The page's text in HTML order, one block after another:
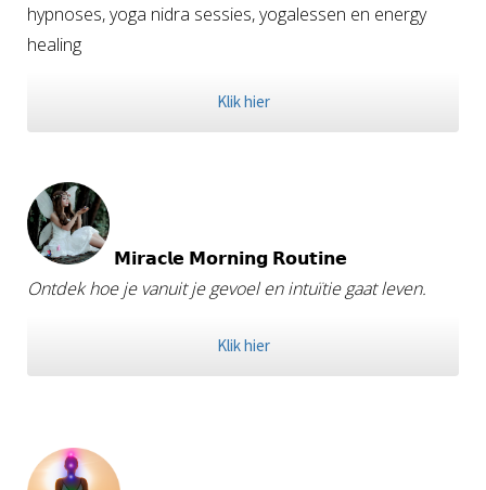
hypnoses, yoga nidra sessies, yogalessen en energy
healing
Klik hier
𝗠𝗶𝗿𝗮𝗰𝗹𝗲 𝗠𝗼𝗿𝗻𝗶𝗻𝗴 𝗥𝗼𝘂𝘁𝗶𝗻𝗲
Ontdek hoe je vanuit je gevoel en intuïtie gaat leven.
Klik hier